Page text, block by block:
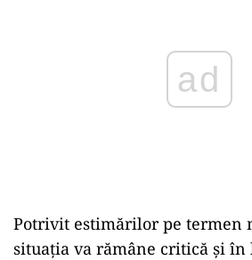
Potrivit estimărilor pe termen
situația va rămâne critică și